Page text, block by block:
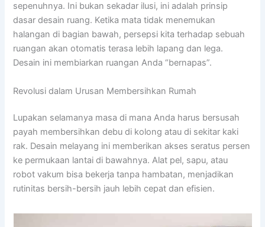
sepenuhnya. Ini bukan sekadar ilusi, ini adalah prinsip
dasar desain ruang. Ketika mata tidak menemukan
halangan di bagian bawah, persepsi kita terhadap sebuah
ruangan akan otomatis terasa lebih lapang dan lega.
Desain ini membiarkan ruangan Anda “bernapas”.
Revolusi dalam Urusan Membersihkan Rumah
Lupakan selamanya masa di mana Anda harus bersusah
payah membersihkan debu di kolong atau di sekitar kaki
rak. Desain melayang ini memberikan akses seratus persen
ke permukaan lantai di bawahnya. Alat pel, sapu, atau
robot vakum bisa bekerja tanpa hambatan, menjadikan
rutinitas bersih-bersih jauh lebih cepat dan efisien.